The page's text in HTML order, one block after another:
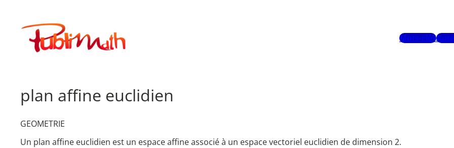
contenuPublimath
Mots-clés
plan affine euclidien
GEOMETRIE
Un plan affine euclidien est un espace affine associé à un espace vectoriel euclidien de dimension 2.